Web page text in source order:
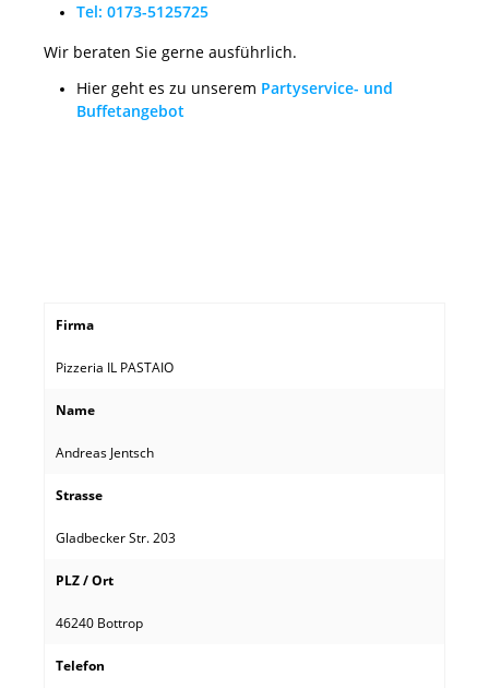
Tel: 0173-5125725
Wir beraten Sie gerne ausführlich.
Hier geht es zu unserem Partyservice- und
Buffetangebot
Firma
Pizzeria IL PASTAIO
Name
Andreas Jentsch
Strasse
Gladbecker Str. 203
PLZ / Ort
46240 Bottrop
Telefon